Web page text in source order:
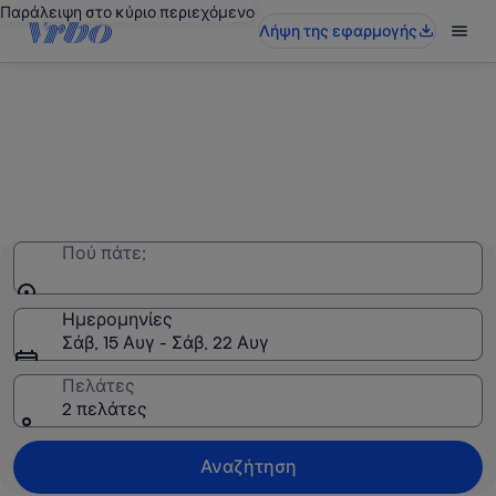
Παράλειψη στο κύριο περιεχόμενο
Λήψη της εφαρμογής
Πού πάτε;
Ημερομηνίες
Σάβ, 15 Αυγ - Σάβ, 22 Αυγ
Πελάτες
2 πελάτες
Αναζήτηση